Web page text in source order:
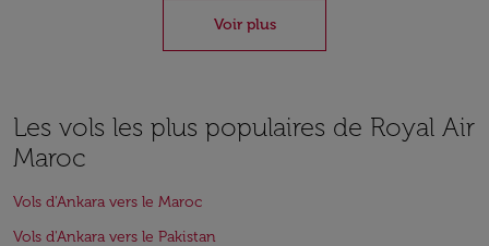
Voir plus
Les vols les plus populaires de Royal Air
Maroc
Vols d'Ankara vers le Maroc
Vols d'Ankara vers le Pakistan